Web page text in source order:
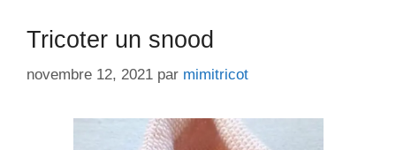
Tricoter un snood
novembre 12, 2021 par mimitricot